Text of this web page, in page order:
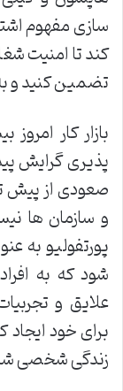
سازی مفهوم
کند تا امنیت
تضمین کنید و
بازار کار
پذیری گرایش
صعودی از پیش
و سازمان ها
پورتفولیو به
شود که به
علایق و
برای خود
زندگی شخصی